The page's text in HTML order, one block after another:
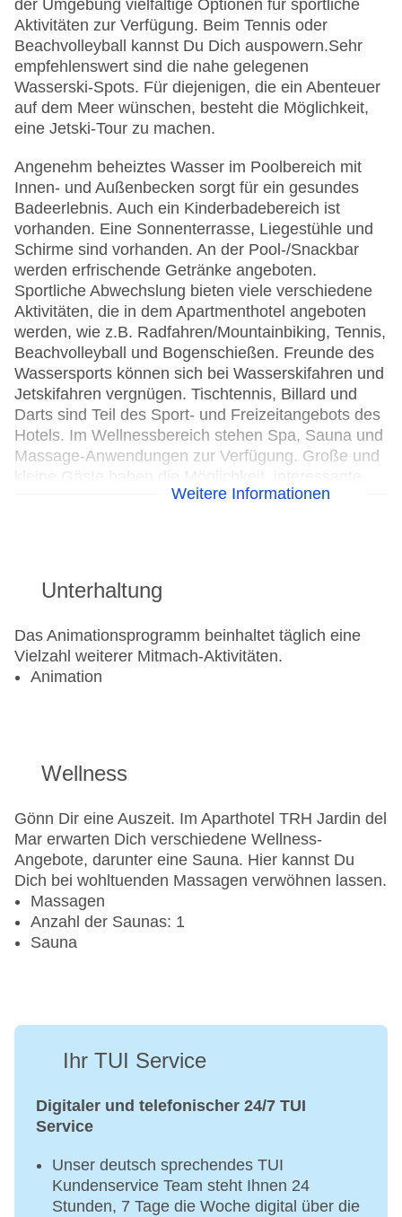
der Umgebung vielfältige Optionen für sportliche
Aktivitäten zur Verfügung. Beim Tennis oder
Beachvolleyball kannst Du Dich auspowern.Sehr
empfehlenswert sind die nahe gelegenen
Wasserski-Spots. Für diejenigen, die ein Abenteuer
auf dem Meer wünschen, besteht die Möglichkeit,
eine Jetski-Tour zu machen.
Angenehm beheiztes Wasser im Poolbereich mit
Innen- und Außenbecken sorgt für ein gesundes
Badeerlebnis. Auch ein Kinderbadebereich ist
vorhanden. Eine Sonnenterrasse, Liegestühle und
Schirme sind vorhanden. An der Pool-/Snackbar
werden erfrischende Getränke angeboten.
Sportliche Abwechslung bieten viele verschiedene
Aktivitäten, die in dem Apartmenthotel angeboten
werden, wie z.B. Radfahren/Mountainbiking, Tennis,
Beachvolleyball und Bogenschießen. Freunde des
Wassersports können sich bei Wasserskifahren und
Jetskifahren vergnügen. Tischtennis, Billard und
Darts sind Teil des Sport- und Freizeitangebots des
Hotels. Im Wellnessbereich stehen Spa, Sauna und
Massage-Anwendungen zur Verfügung. Große und
Unterhaltungsprogramme zu erleben.
Wasserski
Beachvolleyball
Fahrradverleih
Tennisplatz
Weitere Informationen
Unterhaltung
Das Animationsprogramm beinhaltet täglich eine
Vielzahl weiterer Mitmach-Aktivitäten.
Animation
Wellness
Gönn Dir eine Auszeit. Im Aparthotel TRH Jardin del
Mar erwarten Dich verschiedene Wellness-
Angebote, darunter eine Sauna. Hier kannst Du
Dich bei wohltuenden Massagen verwöhnen lassen.
Massagen
Anzahl der Saunas: 1
Sauna
Ihr TUI Service
Digitaler und telefonischer 24/7 TUI
Service
Unser deutsch sprechendes TUI
Kundenservice Team steht Ihnen 24
Stunden, 7 Tage die Woche digital über die